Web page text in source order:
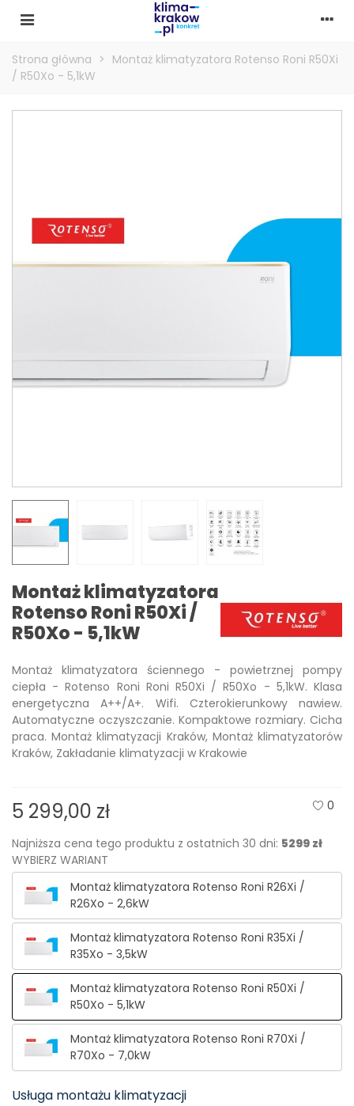
Strona główna > Montaż klimatyzatora Rotenso Roni R50Xi
/ R50Xo - 5,1kW
Montaż klimatyzatora
Rotenso Roni R50Xi /
R50Xo - 5,1kW
Montaż klimatyzatora ściennego - powietrznej pompy
ciepła - Rotenso Roni Roni R50Xi / R50Xo - 5,1kW. Klasa
energetyczna A++/A+. Wifi. Czterokierunkowy nawiew.
Automatyczne oczyszczanie. Kompaktowe rozmiary. Cicha
praca. Montaż klimatyzacji Kraków, Montaż klimatyzatorów
Kraków, Zakładanie klimatyzacji w Krakowie
5 299,00 zł 0
Najniższa cena tego produktu z ostatnich 30 dni: 5299 zł
WYBIERZ WARIANT
Montaż klimatyzatora Rotenso Roni R26Xi /
R26Xo - 2,6kW
Montaż klimatyzatora Rotenso Roni R35Xi /
R35Xo - 3,5kW
Montaż klimatyzatora Rotenso Roni R50Xi /
R50Xo - 5,1kW
Montaż klimatyzatora Rotenso Roni R70Xi /
R70Xo - 7,0kW
Usługa montażu klimatyzacji